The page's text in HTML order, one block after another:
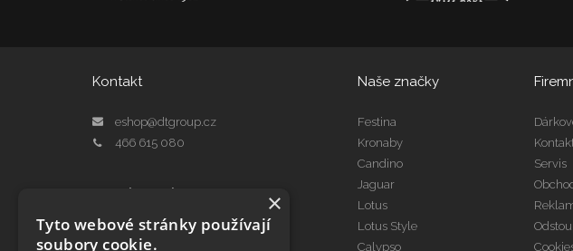
Kontakt
eshop@dtgroup.cz
466 615 080
Kontakt Servis
466 615 078
Naše značky
Festina
Kronaby
Candino
Jaguar
Lotus
Lotus Style
Calypso
Servis
×
Tyto webové stránky používají
soubory cookie.